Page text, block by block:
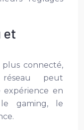
et
connecté,
peut
en
gaming, le